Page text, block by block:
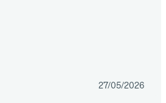
27/05/2026